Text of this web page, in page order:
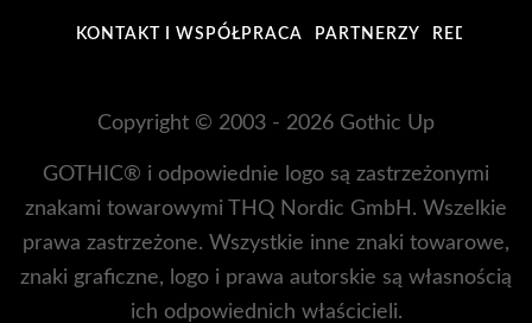
KONTAKT I WSPÓŁPRACA PARTNERZY REDAKCJA
Copyright © 2003 - 2026 Gothic Up
GOTHIC® i odpowiednie logo są zastrzeżonymi
znakami towarowymi THQ Nordic GmbH. Wszelkie
prawa zastrzeżone. Wszystkie inne znaki towarowe,
znaki graficzne, logo i prawa autorskie są własnością
ich odpowiednich właścicieli.